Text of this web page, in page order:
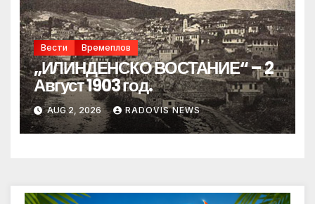
Вести Времеплов
„ИЛИНДЕНСКО ВОСТАНИЕ“ – 2
Август 1903 год.
AUG 2, 2026 RADOVIS NEWS